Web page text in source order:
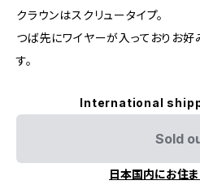
クラウンはスクリュータイプ。
つば先にワイヤーが入っておりお
す。
International
Sold
日本国内にお住